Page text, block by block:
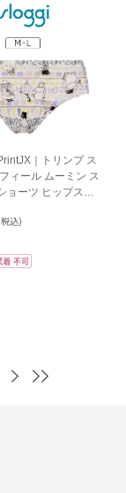
｜トリンプ ス
ィール ムーミン ス
ョーツ ヒップスタ
込)